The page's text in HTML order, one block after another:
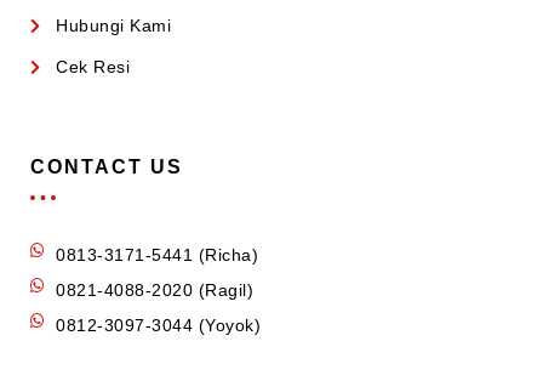
Hubungi Kami
Cek Resi
CONTACT US
0813-3171-5441 (Richa)
0821-4088-2020 (Ragil)
0812-3097-3044 (Yoyok)